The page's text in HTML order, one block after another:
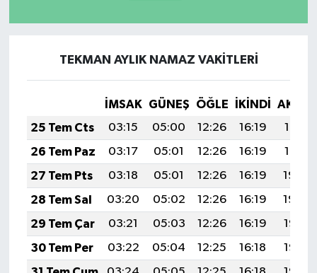
TEKMAN AYLIK NAMAZ VAKITLERI
İMSAK GÜNEŞ ÖĞLE İKINDI
25 Tem Cts
03:15 05:00 12:26 16:19
19:41
26 Tem Paz
03:17 05:01 12:26 16:19
19:41
27 Tem Pts
03:18 05:01 12:26 16:19
19:40
28 Tem Sal
03:20 05:02 12:26 16:19
19:39
29 Tem Çar
03:21 05:03 12:26 16:19
19:38
30 Tem Per
03:22 05:04 12:25 16:18
19:37